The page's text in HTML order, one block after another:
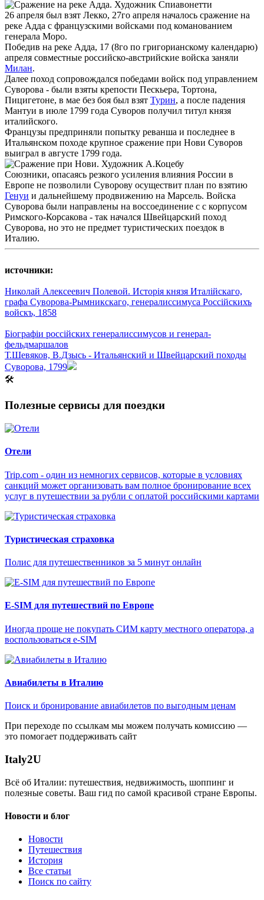
26 апреля был взят Лекко, 27го апреля началось сражение на
реке Адда с французскими войсками под команованием
генерала Моро.
Победив на реке Адда, 17 (8го по григорианскому календарю)
апреля совместные российско-австрийские войска заняли
Милан.
Далее поход сопровождался победами войск под управлением
Суворова - были взяты крепости Пескьера, Тортона,
Пицигетоне, в мае без боя был взят Турин, а после падения
Мантуи в июле 1799 года Суворов получил титул князя
италийского.
Французы предприняли попытку реванша и последнее в
Итальянском походе крупное сражение при Нови Суворов
выиграл в августе 1799 года.
Союзники, опасаясь резкого усиления влияния России в
Европе не позволили Суворову осуществит план по взятию
Генуи и дальнейшему продвижению на Марсель. Войска
Суворова были направлены на воссоединение с с корпусом
Римского-Корсакова - так начался Швейцарский поход
Суворова, но это не предмет туристических поездок в
Италию.
источники:
Николай Алексеевич Полевой. Исторія князя Италійскаго,
графа Суворова-Рымникскаго, генералиссимуса Россiйскихъ
войскъ, 1858
Біографіи россійских генералиссимусов и генерал-
фельдмаршалов
Т.Шевяков, В.Дзысь - Итальянский и Швейцарский походы
Суворова, 1799
🛠
Полезные сервисы для поездки
Отели
Trip.com - один из немногих сервисов, которые в условиях
санкций может организовать вам полное бронирование всех
услуг в путешествии за рубли с оплатой российскими картами
Туристическая страховка
Полис для путешественников за 5 минут онлайн
E-SIM для путешествий по Европе
Иногда проще не покупать СИМ карту местного оператора, а
воспользоваться e-SIM
Авиабилеты в Италию
Поиск и бронирование авиабилетов по выгодным ценам
При переходе по ссылкам мы можем получать комиссию —
это помогает поддерживать сайт
Italy2U
Всё об Италии: путешествия, недвижимость, шоппинг и
полезные советы. Ваш гид по самой красивой стране Европы.
Новости и блог
Новости
Путешествия
История
Все статьи
Поиск по сайту